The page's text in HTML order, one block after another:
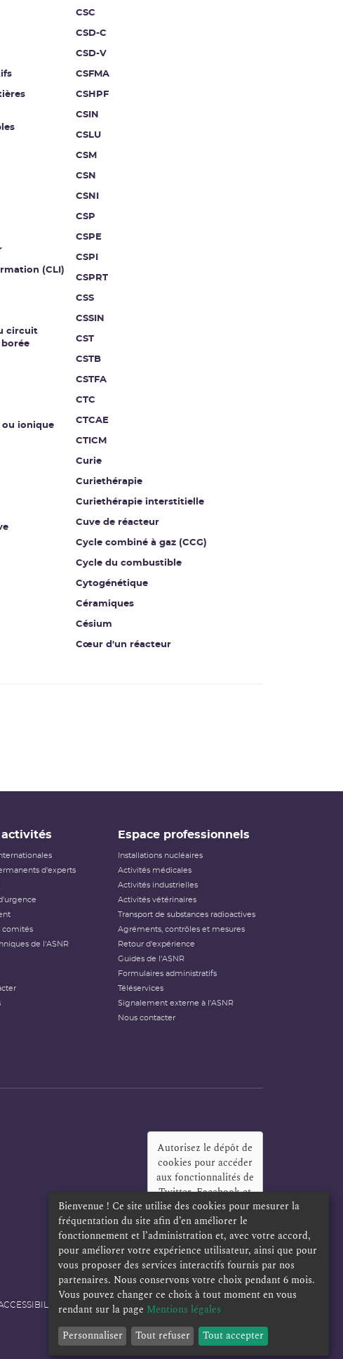
(CLI)
circuit
ionique
CSC
CSD-C
CSD-V
CSFMA
CSHPF
CSIN
CSLU
CSM
CSN
CSNI
CSP
CSPE
CSPI
CSPRT
CSS
CSSIN
CST
CSTB
CSTFA
CTC
CTCAE
CTICM
Curie
Curiethérapie
Curiethérapie interstitielle
Cuve de réacteur
Cycle combiné à gaz (CCG)
Cycle du combustible
Cytogénétique
Céramiques
Césium
Cœur d'un réacteur
d'experts
comités
de l'ASNR
Espace professionnels
Installations nucléaires
Activités médicales
Activités industrielles
Activités vétérinaires
Transport de substances radioactives
Agréments, contrôles et mesures
Retour d'expérience
Guides de l'ASNR
Formulaires administratifs
Téléservices
Signalement externe à l'ASNR
Nous contacter
Autorisez le dépôt de
cookies pour accéder
aux fonctionnalités de
Twitter, Facebook et
LinkedIn?
Oui
Toujours
POLITIQUE DE CONFIDENTIALITÉ
Bienvenue ! Ce site utilise des cookies pour mesurer la
fréquentation du site afin d’en améliorer le
fonctionnement et l’administration et, avec votre accord,
pour améliorer votre expérience utilisateur, ainsi que pour
vous proposer des services interactifs fournis par nos
partenaires. Nous conservons votre choix pendant 6 mois.
Vous pouvez changer ce choix à tout moment en vous
rendant sur la page Mentions légales
Personnaliser
Tout refuser Tout accepter